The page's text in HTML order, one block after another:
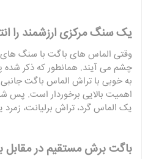
یک سنگ مرکزی ارزشمند را
وقتی الماس های باگت با سنگ
چشم می آیند. همانطور که ذکر
به خوبی با تراش الماس باگت
اهمیت بالایی برخوردار است. پس
یک الماس گرد، تراش برلیانت،
باگت برش مستقیم در